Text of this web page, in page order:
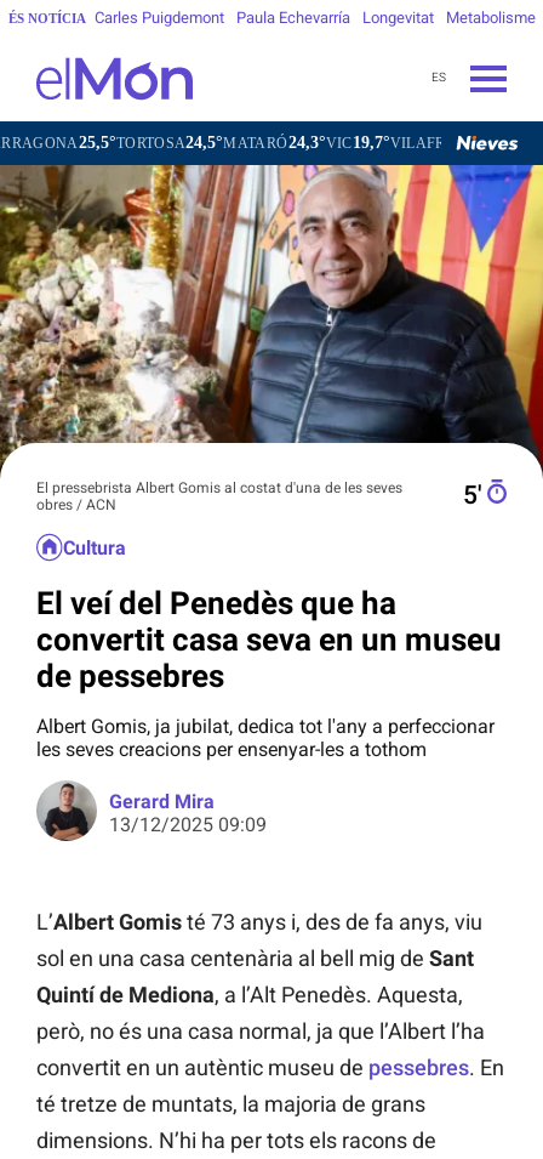
ÉS NOTÍCIA Carles Puigdemont Paula Echevarría Longevitat Metabolisme
ES
25,5°TORTOSA24,5°MATARÓ24,3°VIC19,7°VILAFRANCA DEL PENEDÈS
El pressebrista Albert Gomis al costat d'una de les seves
obres / ACN
5′
Cultura
El veí del Penedès que ha
convertit casa seva en un museu
de pessebres
Albert Gomis, ja jubilat, dedica tot l'any a perfeccionar
les seves creacions per ensenyar-les a tothom
Gerard Mira
13/12/2025 09:09
L’Albert Gomisté 73 anys i, des de fa anys, viu
sol en una casa centenària al bell mig de Sant
Quintí de Mediona, a l’Alt Penedès. Aquesta,
però, no és una casa normal, ja que l’Albert l’ha
convertit en un autèntic museu de pessebres. En
té tretze de muntats, la majoria de grans
dimensions. N’hi ha per tots els racons de